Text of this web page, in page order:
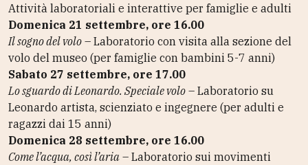
Attività laboratoriali e interattive per famiglie e adulti
Domenica 21 settembre, ore 16.00
Il sogno del volo – Laboratorio con visita alla sezione del
volo del museo (per famiglie con bambini 5-7 anni)
Sabato 27 settembre, ore 17.00
Lo sguardo di Leonardo. Speciale volo – Laboratorio su
Leonardo artista, scienziato e ingegnere (per adulti e
ragazzi dai 15 anni)
Domenica 28 settembre, ore 16.00
Come l’acqua, così l’aria – Laboratorio sui movimenti